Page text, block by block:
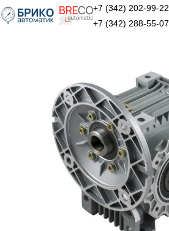
+7 (342) 202-99-22
+7 (342) 288-55-07